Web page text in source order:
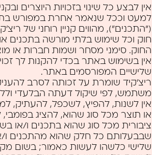
אין לבצע כל שינוי בזכויות היוצרים
למעט וככל שנאמר אחרת במפורש
("התכנים"), מהווים קניין רוחני של
חוק וכל שימוש בלתי מורשה בתכנים
החוק. סימני מסחר ושמות חברות או
אין בשימוש באתר בכדי להקנות לך
שלישיים המפורסמים באתר.
ריצ’קיד שומרת על זכותה לסרב
משתמש, לפי שיקול דעתה הבלעדי
אין לשנות, להפיץ, לשכפל, להעתיק,
או תוצר מכל סוג שהוא, להציג
ציבורית מכל סוג שהוא בתכנים ו/או
שבבעלותם כל חלק שהוא מהתכנים ו/
שלישי כלשהו לעשות כאמור; בשום